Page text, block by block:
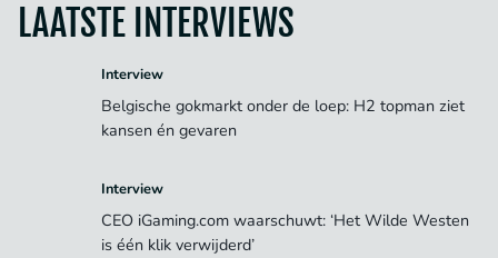
LAATSTE INTERVIEWS
Interview
Belgische gokmarkt onder de loep: H2 topman ziet
kansen én gevaren
Interview
CEO iGaming.com waarschuwt: ‘Het Wilde Westen
is één klik verwijderd’